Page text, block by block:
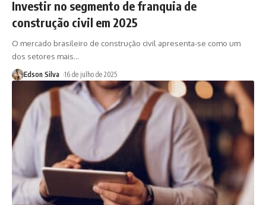
Investir no segmento de franquia de
construção civil em 2025
O mercado brasileiro de construção civil apresenta-se como um
dos setores mais…
Edson Silva 16 de julho de 2025